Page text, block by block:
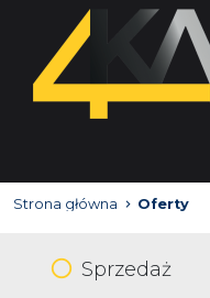
Strona główna Oferty
Sprzedaż